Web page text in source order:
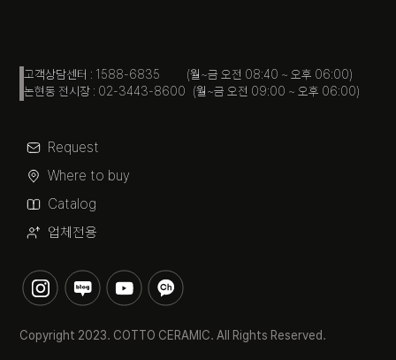
고객상담센터 : 1588-6835 (월~금 오전 08:40 ~ 오후 06:00)
논현동 전시장 : 02-3443-8600 (월~금 오전 09:00 ~ 오후 06:00)
Request
Where to buy
Catalog
업체전용
Copyright 2023. COTTO CERAMIC. All Rights Reserved.